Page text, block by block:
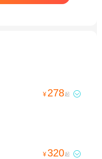
¥ 278起 
¥320起 